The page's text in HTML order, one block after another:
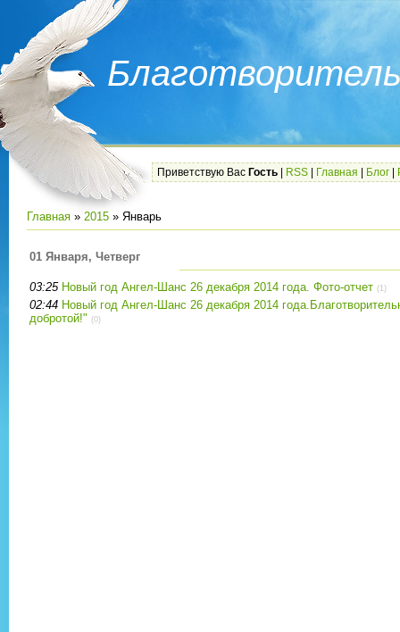
Приветствую Вас Гость RSS Главная Блог
Главная » 2015 » Январь
01 Января, Четверг
03:25 Новый год Ангел-Шанс 26 декабря 2014 года. Фото-отчет (1)
02:44 Новый год Ангел-Шанс 26 декабря 2014
добротой!" (0)